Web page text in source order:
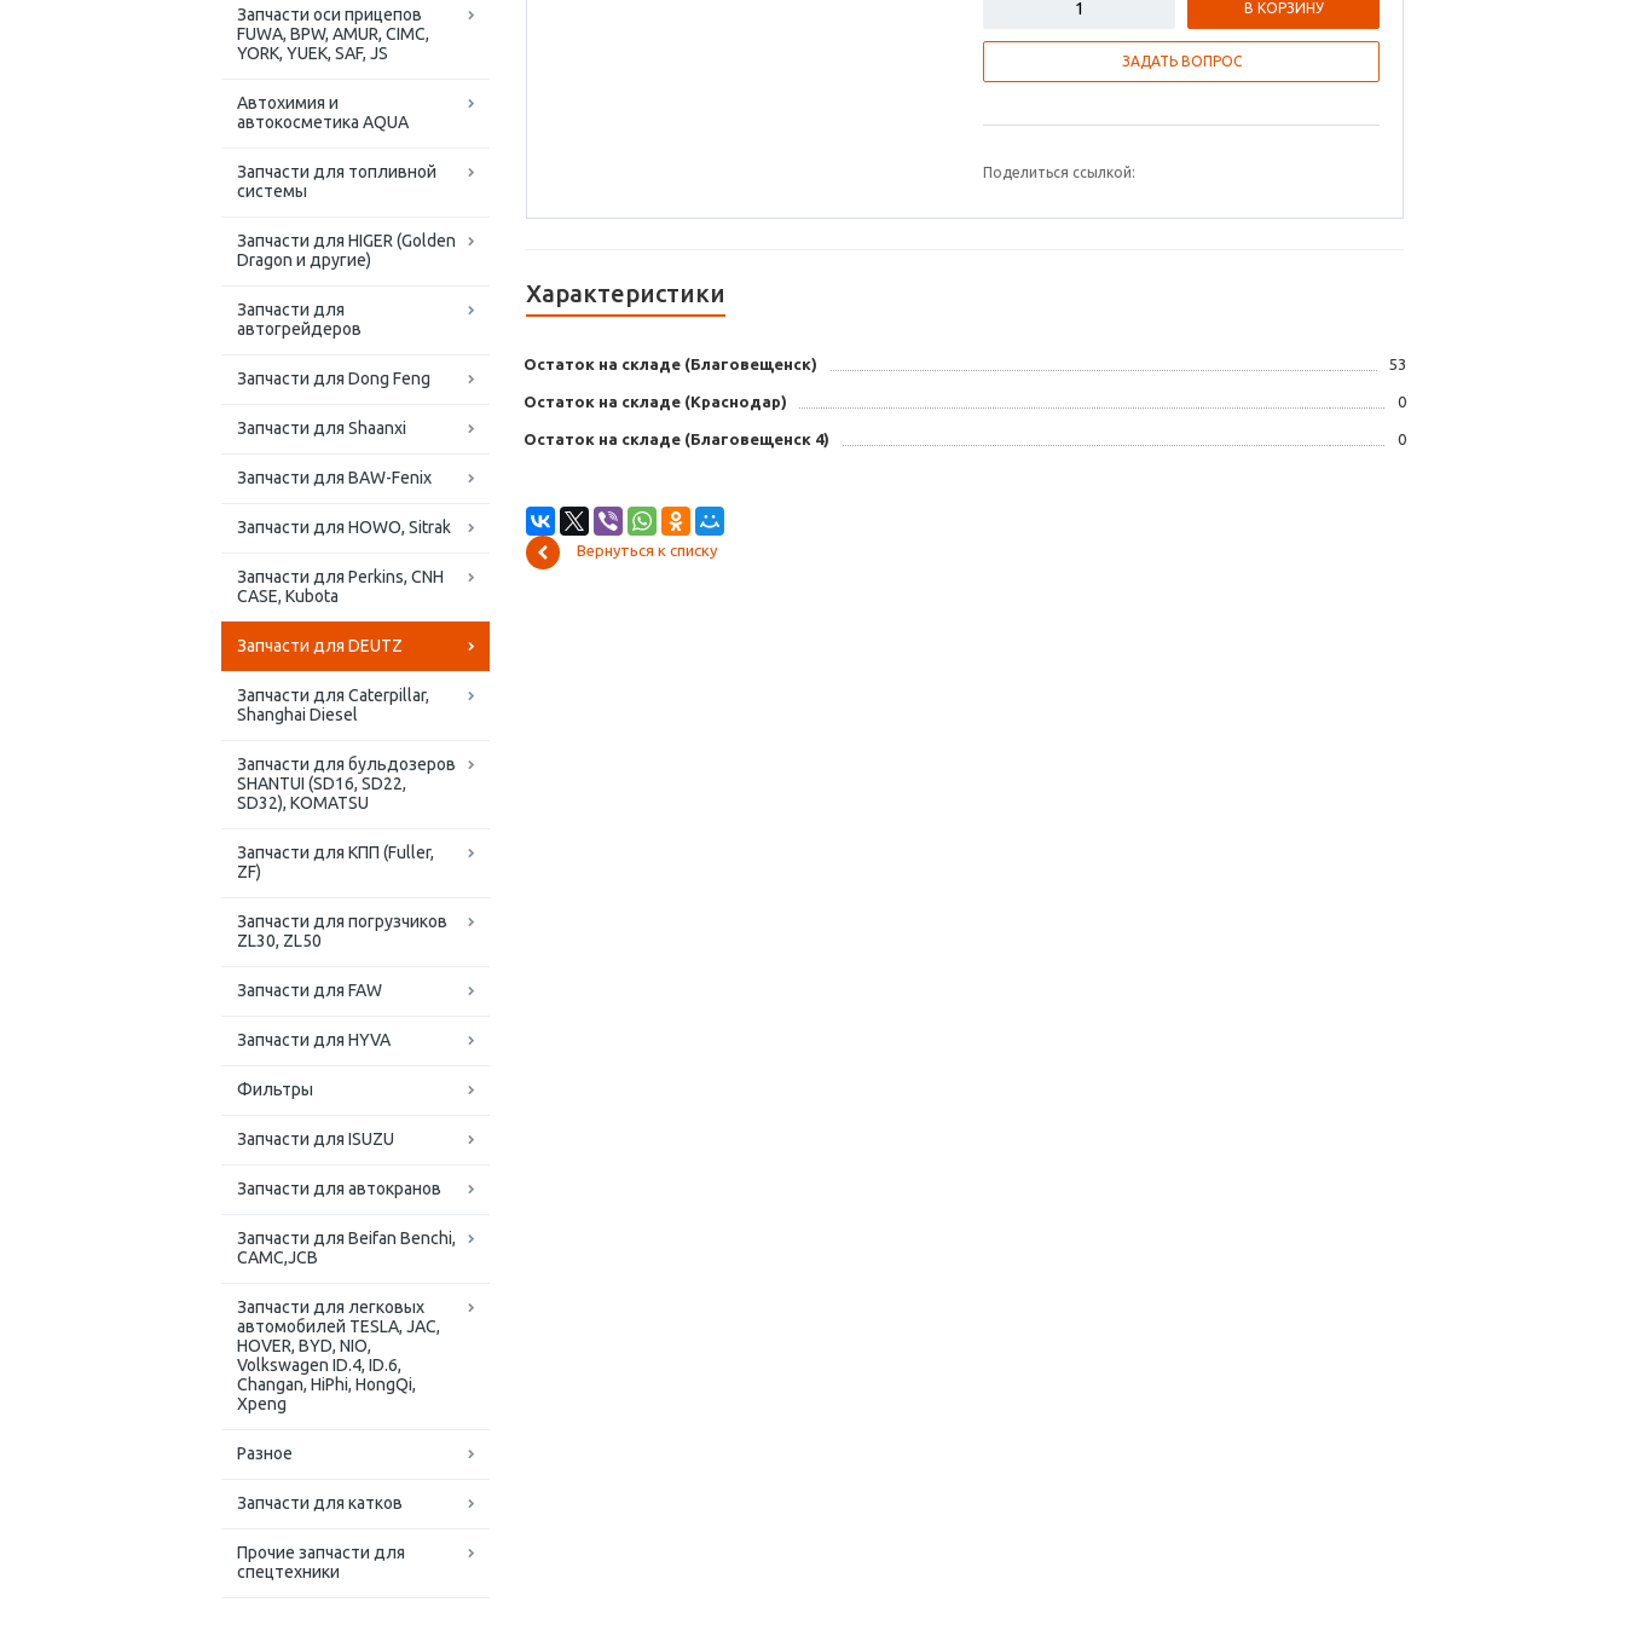
Запчасти оси прицепов
FUWA, BPW, AMUR, CIMC,
YORK, YUEK, SAF, JS
Автохимия и
автокосметика AQUA
Запчасти для топливной
системы
Запчасти для HIGER (Golden
Dragon и другие)
Запчасти для
автогрейдеров
Запчасти для Dong Feng
Запчасти для Shaanxi
Запчасти для BAW-Fenix
Запчасти для HOWO, Sitrak
Запчасти для Perkins, CNH
CASE, Kubota
Запчасти для DEUTZ
Запчасти для Caterpillar,
Shanghai Diesel
Запчасти для бульдозеров
SHANTUI (SD16, SD22,
SD32), KOMATSU
Запчасти для КПП (Fuller,
ZF)
Запчасти для погрузчиков
ZL30, ZL50
Запчасти для FAW
Запчасти для HYVA
Фильтры
Запчасти для ISUZU
Запчасти для автокранов
Запчасти для Beifan Benchi,
CAMC,JCB
Запчасти для легковых
автомобилей TESLA, JAC,
HOVER, BYD, NIO,
Volkswagen ID.4, ID.6,
Changan, HiPhi, HongQi,
Xpeng
Разное
Запчасти для катков
Прочие запчасти для
спецтехники
В КОРЗИНУ
ЗАДАТЬ ВОПРОС
Поделиться ссылкой:
Характеристики
Остаток на складе (Благовещенск) 53
Остаток на складе (Краснодар) 0
Остаток на складе (Благовещенск 4) 0
Вернуться к списку